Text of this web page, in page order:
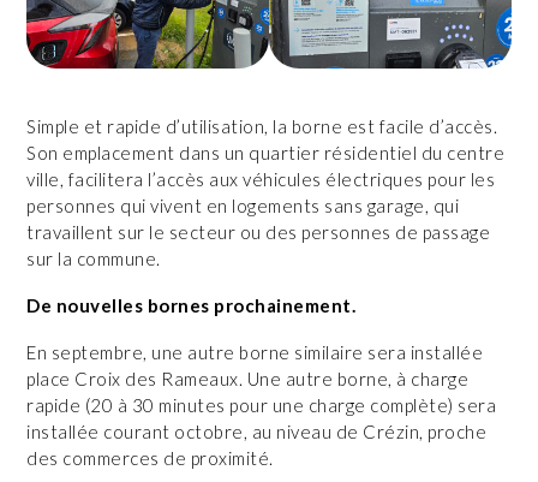
Simple et rapide d’utilisation, la borne est facile d’accès.
Son emplacement dans un quartier résidentiel du centre
ville, facilitera l’accès aux véhicules électriques pour les
personnes qui vivent en logements sans garage, qui
travaillent sur le secteur ou des personnes de passage
sur la commune.
De nouvelles bornes prochainement.
En septembre, une autre borne similaire sera installée
place Croix des Rameaux. Une autre borne, à charge
rapide (20 à 30 minutes pour une charge complète) sera
installée courant octobre, au niveau de Crézin, proche
des commerces de proximité.